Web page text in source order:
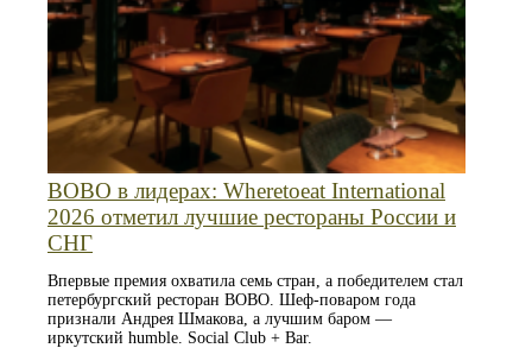
BOBO в лидерах: Wheretoeat International
2026 отметил лучшие рестораны России и
СНГ
Впервые премия охватила семь стран, а победителем стал
петербургский ресторан BOBO. Шеф-поваром года
признали Андрея Шмакова, а лучшим баром —
иркутский humble. Social Club + Bar.